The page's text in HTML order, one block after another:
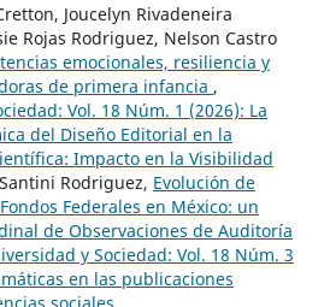
Joucelyn Rivadeneira
Rojas Rodriguez, Nelson Castro
emocionales, resiliencia y
de primera infancia ,
Vol. 18 Núm. 1 (2026): La
del Diseño Editorial en la
Impacto en la Visibilidad
Rodriguez, Evolución de
Federales en México: un
de Observaciones de Auditoría
y Sociedad: Vol. 18 Núm. 3
en las publicaciones